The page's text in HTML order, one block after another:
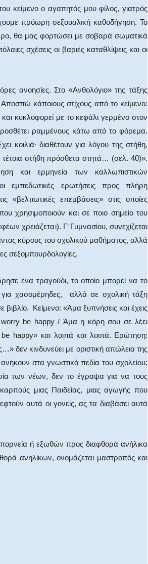
κείμενο ο αγαπητός μου φίλος, γιατρός
πρόωρη σεξουαλική καθοδήγηση. Το
θα μας φορτώσει με σοβαρά σωματικά
σχέσεις οι βαριές καταθλίψεις και οι
ανοησίες. Στο «Ανθολόγιο» της τάξης
κάποιους στίχους από το κείμενο:
κυκλοφορεί με το κεφάλι γερμένο στον
ραμμένους κάτω από το φόρεμα.
κοιλιά∙ διαθέτουν για λόγου της στήθη,
στήθη πρόσθετα στητά… (σελ. 40)».
και ερμηνεία των καλλωπιστικών
εμπεδωτικές ερωτήσεις προς πλήρη
επεμβάσεις» στις οποίες
χρησιμοποιούν και σε ποιο σημείο του
χρειάζεται). Γ’ Γυμνασίου, συνεχίζεται
κύρους του σχολικού μαθήματος, αλλά
σεξομπουρδολογίες.
ένα τραγούδι, το οποίο μπορεί να το
για χασομέρηδες, αλλά σε σχολική τάξη
Κείμενο: «Άμα ξυπνήσεις και έχεις
worry be happy / Άμα η κόρη σου σε λέει
happy» και λοιπά και λοιπά. Ερώτηση:
δεν κινδυνεύει με οριστική απώλεια της
στα γνωστικά πεδία του σχολείου;
των νέων, δεν το έγραψα για να τους
μιας Παιδείας, μιας αγωγής που
αυτά οι γονείς, ας τα διαβάσει αυτά
ή εξωθών προς διαφθορά ανήλικα
ανηλίκων, ονομάζεται μαστροπός και